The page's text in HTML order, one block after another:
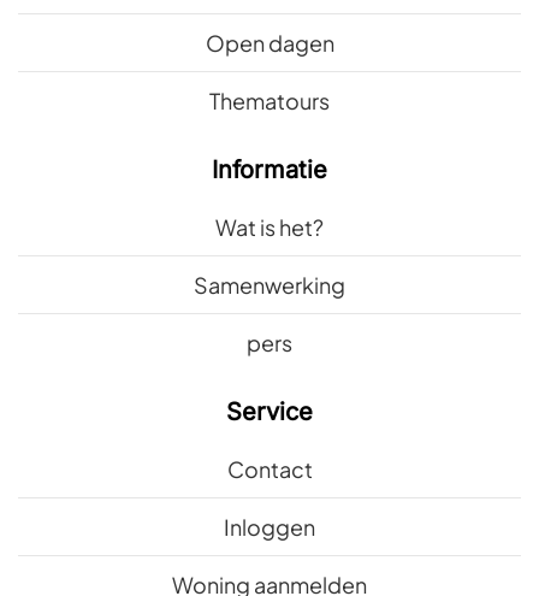
Open dagen
Thematours
Informatie
Wat is het?
Samenwerking
pers
Service
Contact
Inloggen
Woning aanmelden